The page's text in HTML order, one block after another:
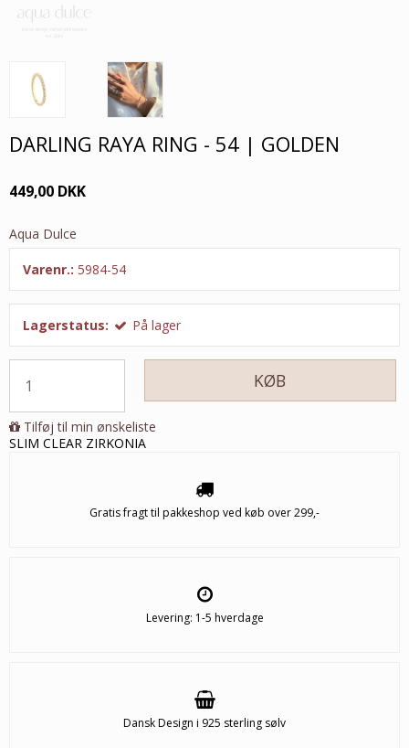
DARLING RAYA RING - 54 | GOLDEN
449,00 DKK
Aqua Dulce
Varenr.: 5984-54
Lagerstatus: På lager
KØB
Tilføj til min ønskeliste
SLIM CLEAR ZIRKONIA
Gratis fragt til pakkeshop ved køb over 299,-
Levering: 1-5 hverdage
Dansk Design i 925 sterling sølv